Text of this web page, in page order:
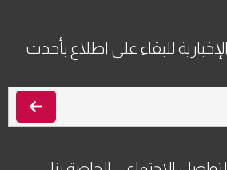
للبقاء على اطلاع بأحدث